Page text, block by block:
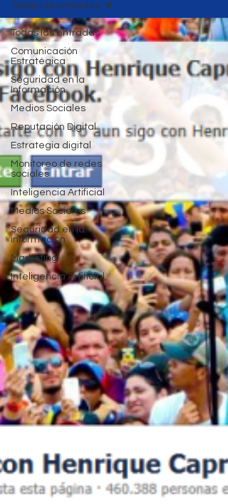
Todas las entradas
Comunicación
Estratégica
Seguridad en la
Información
Medios Sociales
Reputación Digital
Estrategia digital
Monitoreo de redes
sociales
Inteligencia Artificial
Medios Sociales
Seguridad en la
información
Marketing
Inteligencia Artificial
Todas las entradas